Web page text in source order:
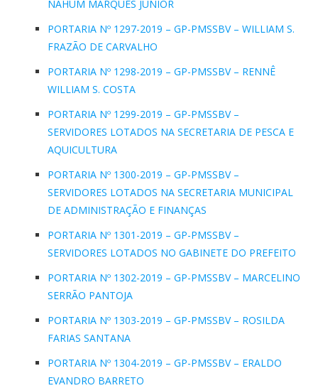
NAHUM MARQUES JUNIOR
PORTARIA Nº 1297-2019 – GP-PMSSBV – WILLIAM S.
FRAZÃO DE CARVALHO
PORTARIA Nº 1298-2019 – GP-PMSSBV – RENNÊ
WILLIAM S. COSTA
PORTARIA Nº 1299-2019 – GP-PMSSBV –
SERVIDORES LOTADOS NA SECRETARIA DE PESCA E
AQUICULTURA
PORTARIA Nº 1300-2019 – GP-PMSSBV –
SERVIDORES LOTADOS NA SECRETARIA MUNICIPAL
DE ADMINISTRAÇÃO E FINANÇAS
PORTARIA Nº 1301-2019 – GP-PMSSBV –
SERVIDORES LOTADOS NO GABINETE DO PREFEITO
PORTARIA Nº 1302-2019 – GP-PMSSBV – MARCELINO
SERRÃO PANTOJA
PORTARIA Nº 1303-2019 – GP-PMSSBV – ROSILDA
FARIAS SANTANA
PORTARIA Nº 1304-2019 – GP-PMSSBV – ERALDO
EVANDRO BARRETO